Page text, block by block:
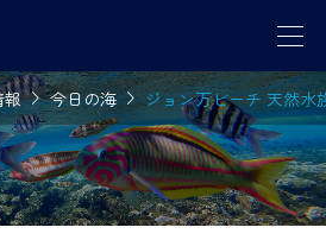
報今日の海ジョン万ビーチ 天然水